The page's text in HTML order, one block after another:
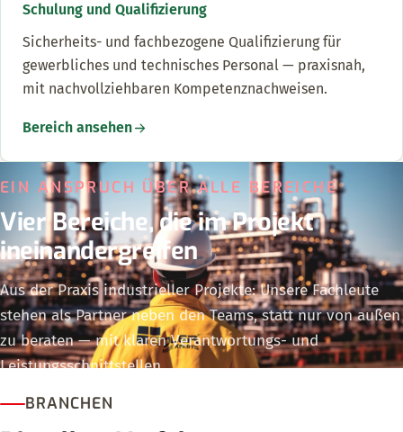
Schulung und Qualifizierung
Sicherheits- und fachbezogene Qualifizierung für
gewerbliches und technisches Personal — praxisnah,
mit nachvollziehbaren Kompetenznachweisen.
Bereich ansehen
EIN ANSPRUCH ÜBER ALLE BEREICHE
Vier Bereiche, die im Projekt
ineinandergreifen
Aus der Praxis industrieller Projekte: Unsere Fachleute
stehen als Partner neben den Teams, statt nur von außen
zu beraten — mit klaren Verantwortungs- und
Leistungsschnittstellen.
BRANCHEN